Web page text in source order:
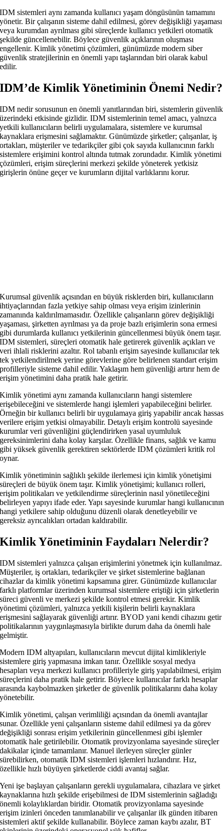
IDM sistemleri aynı zamanda kullanıcı yaşam döngüsünün tamamını
yönetir. Bir çalışanın sisteme dahil edilmesi, görev değişikliği yaşaması
veya kurumdan ayrılması gibi süreçlerde kullanıcı yetkileri otomatik
şekilde güncellenebilir. Böylece güvenlik açıklarının oluşması
engellenir. Kimlik yönetimi çözümleri, günümüzde modern siber
güvenlik stratejilerinin en önemli yapı taşlarından biri olarak kabul
edilir.
IDM’de Kimlik Yönetiminin Önemi Nedir?
IDM nedir sorusunun en önemli yanıtlarından biri, sistemlerin güvenlik
üzerindeki etkisinde gizlidir. IDM sistemlerinin temel amacı, yalnızca
yetkili kullanıcıların belirli uygulamalara, sistemlere ve kurumsal
kaynaklara erişmesini sağlamaktır. Günümüzde şirketler; çalışanlar, iş
ortakları, müşteriler ve tedarikçiler gibi çok sayıda kullanıcının farklı
sistemlere erişimini kontrol altında tutmak zorundadır. Kimlik yönetimi
çözümleri, erişim süreçlerini merkezi şekilde yöneterek yetkisiz
girişlerin önüne geçer ve kurumların dijital varlıklarını korur.
Kurumsal güvenlik açısından en büyük risklerden biri, kullanıcıların
ihtiyaçlarından fazla yetkiye sahip olması veya erişim izinlerinin
zamanında kaldırılmamasıdır. Özellikle çalışanların görev değişikliği
yaşaması, şirketten ayrılması ya da proje bazlı erişimlerin sona ermesi
gibi durumlarda kullanıcı yetkilerinin güncellenmesi büyük önem taşır.
IDM sistemleri, süreçleri otomatik hale getirerek güvenlik açıkları ve
veri ihlali risklerini azaltır. Rol tabanlı erişim sayesinde kullanıcılar tek
tek yetkilendirilmek yerine görevlerine göre belirlenen standart erişim
profilleriyle sisteme dahil edilir. Yaklaşım hem güvenliği artırır hem de
erişim yönetimini daha pratik hale getirir.
Kimlik yönetimi aynı zamanda kullanıcıların hangi sistemlere
erişebileceğini ve sistemlerde hangi işlemleri yapabileceğini belirler.
Örneğin bir kullanıcı belirli bir uygulamaya giriş yapabilir ancak hassas
verilere erişim yetkisi olmayabilir. Detaylı erişim kontrolü sayesinde
kurumlar veri güvenliğini güçlendirirken yasal uyumluluk
gereksinimlerini daha kolay karşılar. Özellikle finans, sağlık ve kamu
gibi yüksek güvenlik gerektiren sektörlerde IDM çözümleri kritik rol
oynar.
Kimlik yönetiminin sağlıklı şekilde ilerlemesi için kimlik yönetişimi
süreçleri de büyük önem taşır. Kimlik yönetişimi; kullanıcı rolleri,
erişim politikaları ve yetkilendirme süreçlerinin nasıl yönetileceğini
belirleyen yapıyı ifade eder. Yapı sayesinde kurumlar hangi kullanıcının
hangi yetkilere sahip olduğunu düzenli olarak denetleyebilir ve
gereksiz ayrıcalıkları ortadan kaldırabilir.
Kimlik Yönetiminin Faydaları Nelerdir?
IDM sistemleri yalnızca çalışan erişimlerini yönetmek için kullanılmaz.
Müşteriler, iş ortakları, tedarikçiler ve şirket sistemlerine bağlanan
cihazlar da kimlik yönetimi kapsamına girer. Günümüzde kullanıcılar
farklı platformlar üzerinden kurumsal sistemlere eriştiği için şirketlerin
süreci güvenli ve merkezi şekilde kontrol etmesi gerekir. Kimlik
yönetimi çözümleri, yalnızca yetkili kişilerin belirli kaynaklara
erişmesini sağlayarak güvenliği artırır. BYOD yani kendi cihazını getir
politikalarının yaygınlaşmasıyla birlikte durum daha da önemli hale
gelmiştir.
Modern IDM altyapıları, kullanıcıların mevcut dijital kimlikleriyle
sistemlere giriş yapmasına imkan tanır. Özellikle sosyal medya
hesapları veya merkezi kullanıcı profilleriyle giriş yapılabilmesi, erişim
süreçlerini daha pratik hale getirir. Böylece kullanıcılar farklı hesaplar
arasında kaybolmazken şirketler de güvenlik politikalarını daha kolay
yönetebilir.
Kimlik yönetimi, çalışan verimliliği açısından da önemli avantajlar
sunar. Özellikle yeni çalışanların sisteme dahil edilmesi ya da görev
değişikliği sonrası erişim yetkilerinin güncellenmesi gibi işlemler
otomatik hale getirilebilir. Otomatik provizyonlama sayesinde süreçler
dakikalar içinde tamamlanır. Manuel ilerleyen süreçler günler
sürebilirken, otomatik IDM sistemleri işlemleri hızlandırır. Hız,
özellikle hızlı büyüyen şirketlerde ciddi avantaj sağlar.
Yeni işe başlayan çalışanların gerekli uygulamalara, cihazlara ve şirket
kaynaklarına hızlı şekilde erişebilmesi de IDM sistemlerinin sağladığı
önemli kolaylıklardan biridir. Otomatik provizyonlama sayesinde
erişim izinleri önceden tanımlanabilir ve çalışanlar ilk günden itibaren
sistemleri aktif şekilde kullanabilir. Böylece zaman kaybı azalır, BT